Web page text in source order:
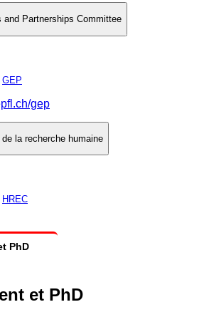
and Partnerships Committee
GEP
gep
la recherche humaine
HREC
PhD
et PhD